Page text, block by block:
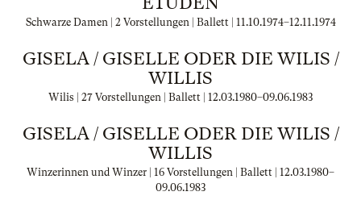
Schwarze Damen | 2 Vorstellungen | Ballett | 11.10.1974–12.11.1974
GISELA / GISELLE ODER DIE WILIS /
WILLIS
Wilis | 27 Vorstellungen | Ballett | 12.03.1980–09.06.1983
GISELA / GISELLE ODER DIE WILIS /
WILLIS
Winzerinnen und Winzer | 16 Vorstellungen | Ballett | 12.03.1980–
09.06.1983